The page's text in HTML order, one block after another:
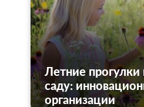
Летние прогулки
саду:
организации